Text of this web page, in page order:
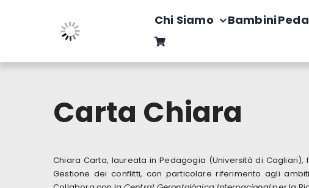
Chi Siamo Bambini
Carta Chiara
Chiara Carta, laureata in Pedagogia (Università di Cagliari),
Gestione dei conflitti, con particolare riferimento agli